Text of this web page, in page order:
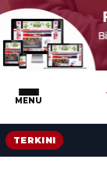
MENU
TERKINI